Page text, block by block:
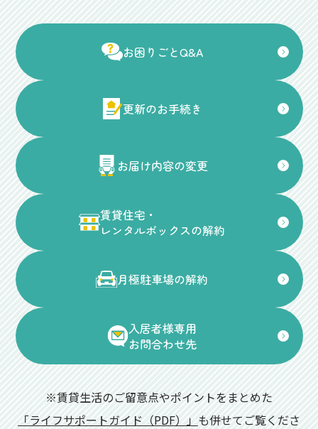
お困りごとQ&A
更新のお手続き
お届け内容の変更
賃貸住宅・
レンタルボックスの解約
月極駐車場の解約
入居者様専用
お問合わせ先
※賃貸生活のご留意点やポイントをまとめた
「ライフサポートガイド（PDF）」 も併せてご覧くださ